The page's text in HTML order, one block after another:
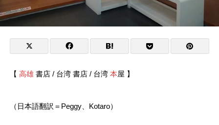
【 高雄 書店 / 台湾 書店 / 台湾 本屋 】
（日本語翻訳＝Peggy、Kotaro）